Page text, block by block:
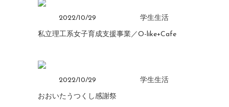
2022/10/29 学生生活
私立理工系女子育成支援事業／O-like+Cafe
2022/10/29 学生生活
おおいたうつくし感謝祭